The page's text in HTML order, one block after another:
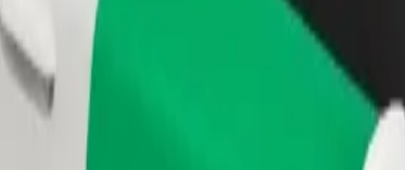
Stáhnout aplikaci